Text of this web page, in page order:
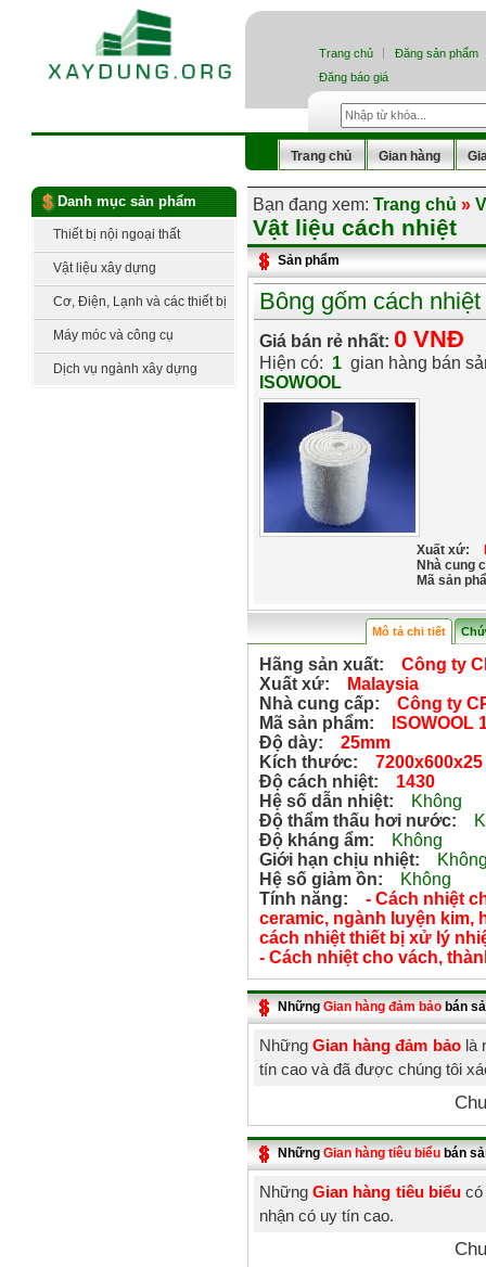
Trang chủ
Đăng sản phẩm
Đăng báo giá
Trang chủ Gian hàng
Danh mục sản phẩm
Thiết bị nội ngoại thất
Vật liệu xây dựng
Cơ, Điện, Lạnh và các thiết bị
công nghệ
Máy móc và công cụ
Dịch vụ ngành xây dựng
Bạn đang xem: Trang chủ »
Vật liệu cách nhiệt
Sản phẩm
Bông gốm cách
Giá bán rẻ nhất: 0 VNĐ
Hiện có: 1gian hàng bán
ISOWOOL
Xuất xứ:
Nhà cung
Mã sản
Mô tả chi tiết
Hãng sản xuất:
Công ty
Xuất xứ:
Malaysia
Nhà cung cấp:
Công ty
Mã sản phẩm:
ISOWOOL
Độ dày:
25mm
Kích thước:
7200x600x25
Độ cách nhiệt:
1430
Hệ số dẫn nhiệt:
Không
Độ thẩm thấu hơi nước:
Độ kháng ẩm:
Không
Giới hạn chịu nhiệt:
Hệ số giảm ồn:
Không
Tính năng:
- Cách nhiệt
ceramic, ngành luyện kim,
cách nhiệt thiết bị xử lý
- Cách nhiệt cho vách,
NhữngGian hàng đảm bảobán
NhữngGian hàng đảm bảolà
tín cao và đã được chúng tôi
NhữngGian hàng tiêu biểubán
NhữngGian hàng tiêu biểucó
nhận có uy tín cao.